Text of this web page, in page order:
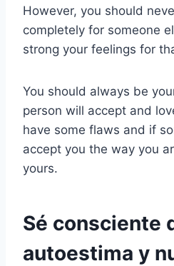
However, you should
completely for someone
strong your feelings for
You should always be
person will accept and
have some flaws and if
accept you the way you
yours.
Sé consciente
autoestima y